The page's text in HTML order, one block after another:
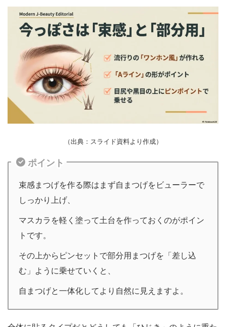
（出典：スライド資料より作成）
ポイント
束感まつげを作る際はまず自まつげをビューラーで
しっかり上げ、
マスカラを軽く塗って土台を作っておくのがポイン
トです。
その上からピンセットで部分用まつげを「差し込
む」ように乗せていくと、
自まつげと一体化してより自然に見えますよ。